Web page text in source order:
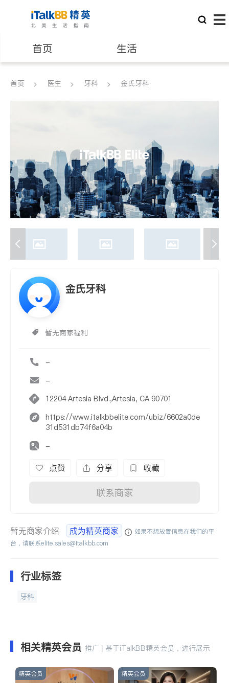
首页 生活
医生 律师
养老 非盈利组织
首页 医生 牙科 金氏牙科
金氏牙科
暂无商家福利
-
-
12204 Artesia Blvd.,Artesia, CA 90701
https://www.italkbbelite.com/ubiz/6602a0de
31d531db74f6a04b
-
点赞 分享 收藏
联系商家
暂无商家介绍 成为精英商家
如果不想放置信息在我们的平
台，请联系elite.sales@italkbb.com
行业标签
牙科
相关精英会员 推广 | 基于iTalkBB精英会员，进行展示
精英会员 精英会员